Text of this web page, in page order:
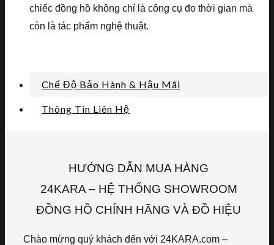
chiếc đồng hồ không chỉ là công cụ đo thời gian mà
còn là tác phẩm nghệ thuật.
Chế Độ Bảo Hành & Hậu Mãi
Thông Tin Liên Hệ
HƯỚNG DẪN MUA HÀNG
24KARA – HỆ THỐNG SHOWROOM
ĐỒNG HỒ CHÍNH HÃNG VÀ ĐỒ HIỆU
Chào mừng quý khách đến với 24KARA.com –